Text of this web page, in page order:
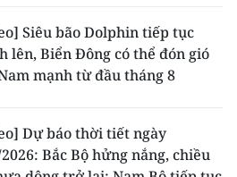
Siêu bão Dolphin tiếp tục
lên, Biển Đông có thể đón gió
mạnh từ đầu tháng 8
Dự báo thời tiết ngày
Bắc Bộ hửng nắng, chiều